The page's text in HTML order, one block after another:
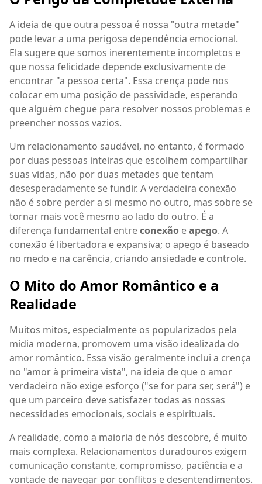
A ideia de que outra pessoa é nossa "outra metade"
pode levar a uma perigosa dependência emocional.
Ela sugere que somos inerentemente incompletos e
que nossa felicidade depende exclusivamente de
encontrar "a pessoa certa". Essa crença pode nos
colocar em uma posição de passividade, esperando
que alguém chegue para resolver nossos problemas e
preencher nossos vazios.
Um relacionamento saudável, no entanto, é formado
por duas pessoas inteiras que escolhem compartilhar
suas vidas, não por duas metades que tentam
desesperadamente se fundir. A verdadeira conexão
não é sobre perder a si mesmo no outro, mas sobre se
tornar mais você mesmo ao lado do outro. É a
diferença fundamental entreconexão eapego. A
conexão é libertadora e expansiva; o apego é baseado
no medo e na carência, criando ansiedade e controle.
O Mito do Amor Romântico e a
Realidade
Muitos mitos, especialmente os popularizados pela
mídia moderna, promovem uma visão idealizada do
amor romântico. Essa visão geralmente inclui a crença
no "amor à primeira vista", na ideia de que o amor
verdadeiro não exige esforço ("se for para ser, será") e
que um parceiro deve satisfazer todas as nossas
necessidades emocionais, sociais e espirituais.
A realidade, como a maioria de nós descobre, é muito
mais complexa. Relacionamentos duradouros exigem
comunicação constante, compromisso, paciência e a
vontade de navegar por conflitos e desentendimentos.